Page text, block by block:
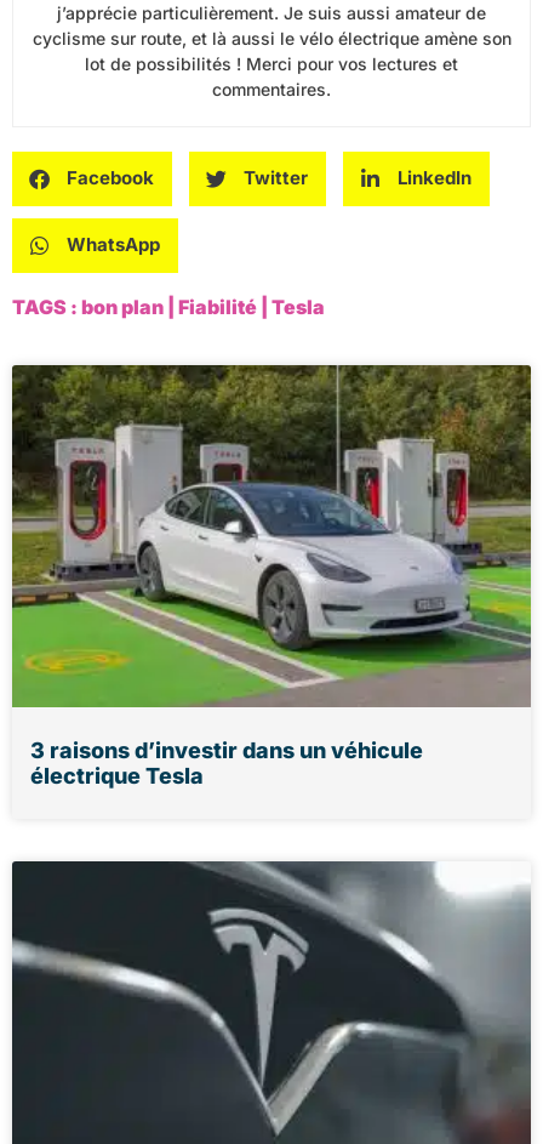
j’apprécie particulièrement. Je suis aussi amateur de
cyclisme sur route, et là aussi le vélo électrique amène son
lot de possibilités ! Merci pour vos lectures et
commentaires.
Facebook Twitter LinkedIn
WhatsApp
TAGS : bon plan Fiabilité Tesla
3 raisons d’investir dans un véhicule
électrique Tesla